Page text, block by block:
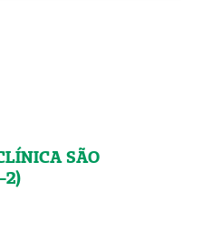
SÃO
2)